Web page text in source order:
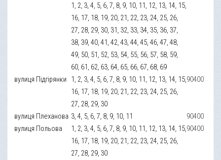
1, 2, 3, 4, 5, 6, 7, 8, 9, 10, 11, 12, 13, 14, 15,
16, 17, 18, 19, 20, 21, 22, 23, 24, 25, 26,
27, 28, 29, 30, 31, 32, 33, 34, 35, 36, 37,
38, 39, 40, 41, 42, 43, 44, 45, 46, 47, 48,
49, 50, 51, 52, 53, 54, 55, 56, 57, 58, 59,
60, 61, 62, 63, 64, 65, 66, 67, 68, 69
вулиця Підгірянки
1, 2, 3, 4, 5, 6, 7, 8, 9, 10, 11, 12, 13, 14, 15,
16, 17, 18, 19, 20, 21, 22, 23, 24, 25, 26,
27, 28, 29, 30
90400
вулиця Плеханова 3, 4, 5, 6, 7, 8, 9, 10, 11
90400
вулиця Польова
1, 2, 3, 4, 5, 6, 7, 8, 9, 10, 11, 12, 13, 14, 15,
16, 17, 18, 19, 20, 21, 22, 23, 24, 25, 26,
27, 28, 29, 30
90400